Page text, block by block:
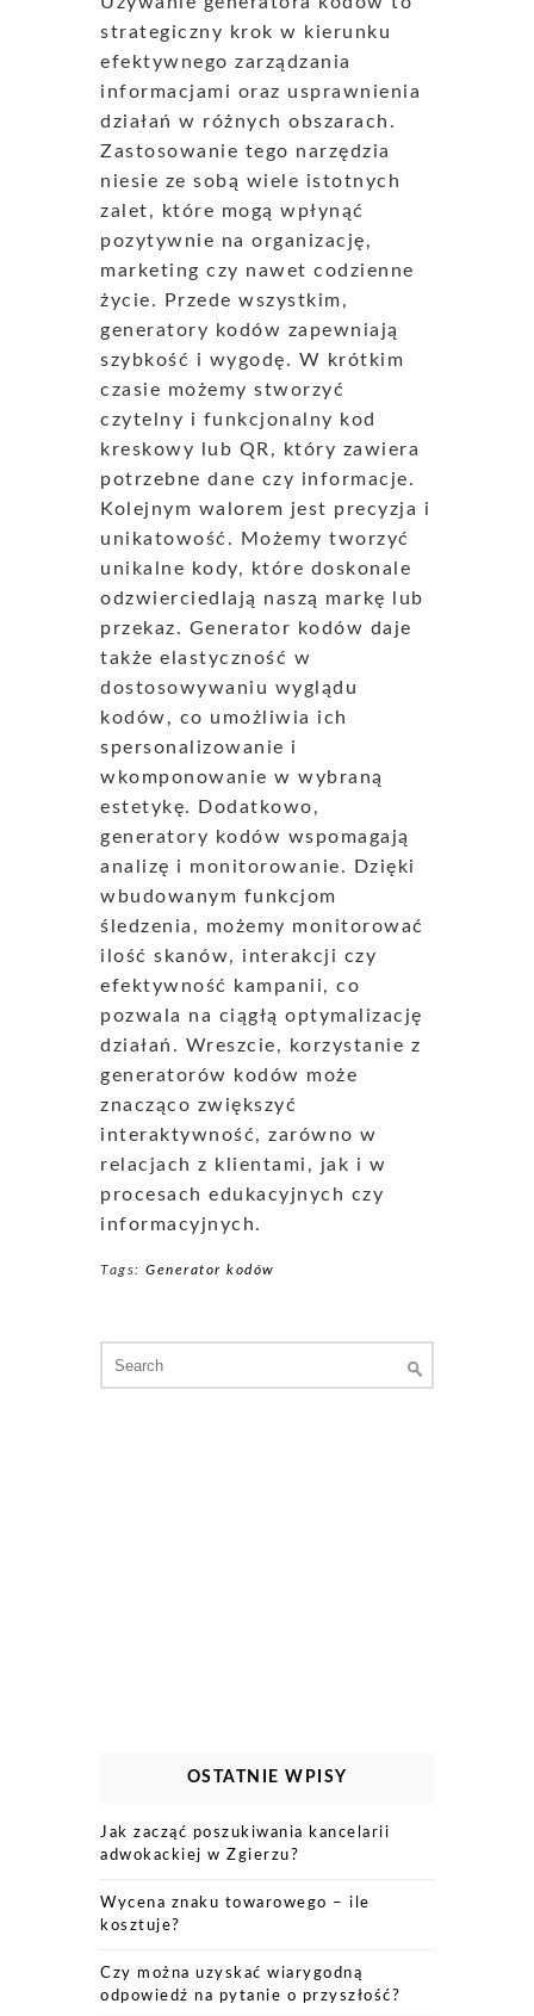
strategiczny krok w kierunku
efektywnego zarządzania
informacjami oraz usprawnienia
działań w różnych obszarach.
Zastosowanie tego narzędzia
niesie ze sobą wiele istotnych
zalet, które mogą wpłynąć
pozytywnie na organizację,
marketing czy nawet codzienne
życie. Przede wszystkim,
generatory kodów zapewniają
szybkość i wygodę. W krótkim
czasie możemy stworzyć
czytelny i funkcjonalny kod
kreskowy lub QR, który zawiera
potrzebne dane czy informacje.
Kolejnym walorem jest precyzja i
unikatowość. Możemy tworzyć
unikalne kody, które doskonale
odzwierciedlają naszą markę lub
przekaz. Generator kodów daje
także elastyczność w
dostosowywaniu wyglądu
kodów, co umożliwia ich
spersonalizowanie i
wkomponowanie w wybraną
estetykę. Dodatkowo,
generatory kodów wspomagają
analizę i monitorowanie. Dzięki
wbudowanym funkcjom
śledzenia, możemy monitorować
ilość skanów, interakcji czy
efektywność kampanii, co
pozwala na ciągłą optymalizację
działań. Wreszcie, korzystanie z
generatorów kodów może
znacząco zwiększyć
interaktywność, zarówno w
relacjach z klientami, jak i w
procesach edukacyjnych czy
informacyjnych.
Tags: Generator kodów
for:
OSTATNIE WPISY
Jak zacząć poszukiwania kancelarii
adwokackiej w Zgierzu?
Wycena znaku towarowego – ile
kosztuje?
Czy można uzyskać wiarygodną
odpowiedź na pytanie o przyszłość?